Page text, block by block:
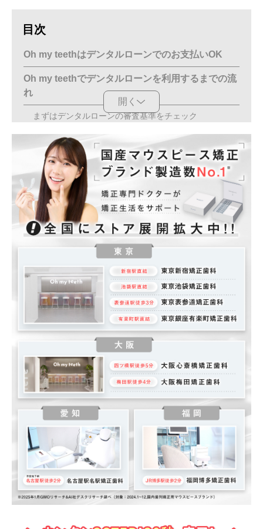
目次
Oh my teethはデンタルローンでのお支払いOK
Oh my teethでデンタルローンを利用するまでの流
れ
まずはデンタルローンの審査基準をチェック
Web申し込みなら必要書類は原則不要
毎月の返済がスタート
【プラン別】Oh my teethでデンタルローンを利用
する場合の支払い額を解説
前歯12本の範囲に特化したBasicプランの場合
奥歯を含む24本の範囲を整えるProプランの場合
Oh my teethでデンタルローンを利用する前に知る
べき注意点
矯正費用にプラスして利息を支払う必要がある
審査を通過しないと利用できない
矯正をやめてもローンは中途解約できない
Oh my teethはデンタルローンの利用可能！無理の
ない支払いで理想の歯並びを手に入れよう
開く